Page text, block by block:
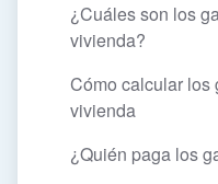
¿Cuáles son los
vivienda?
Cómo calcular los
vivienda
¿Quién paga los